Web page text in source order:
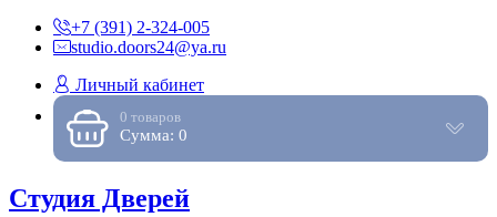
+7 (391) 2-324-005
studio.doors24@ya.ru
Личный кабинет
0 товаров
Сумма: 0
Студия Дверей